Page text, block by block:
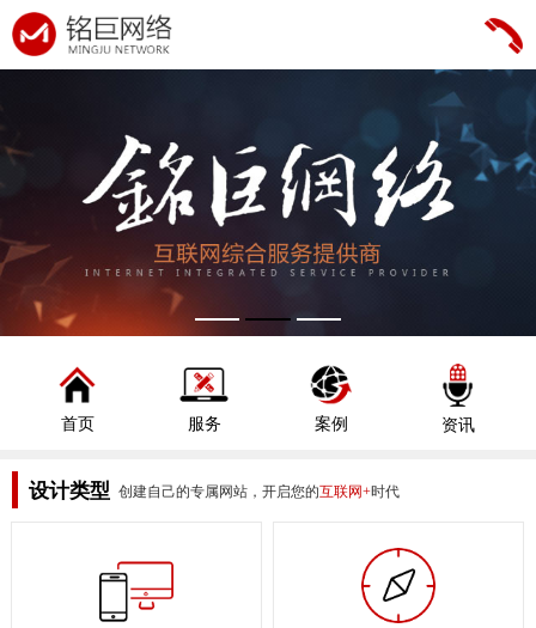
首页 服务 案例 资讯
设计类型 创建自己的专属网站，开启您的互联网+时代